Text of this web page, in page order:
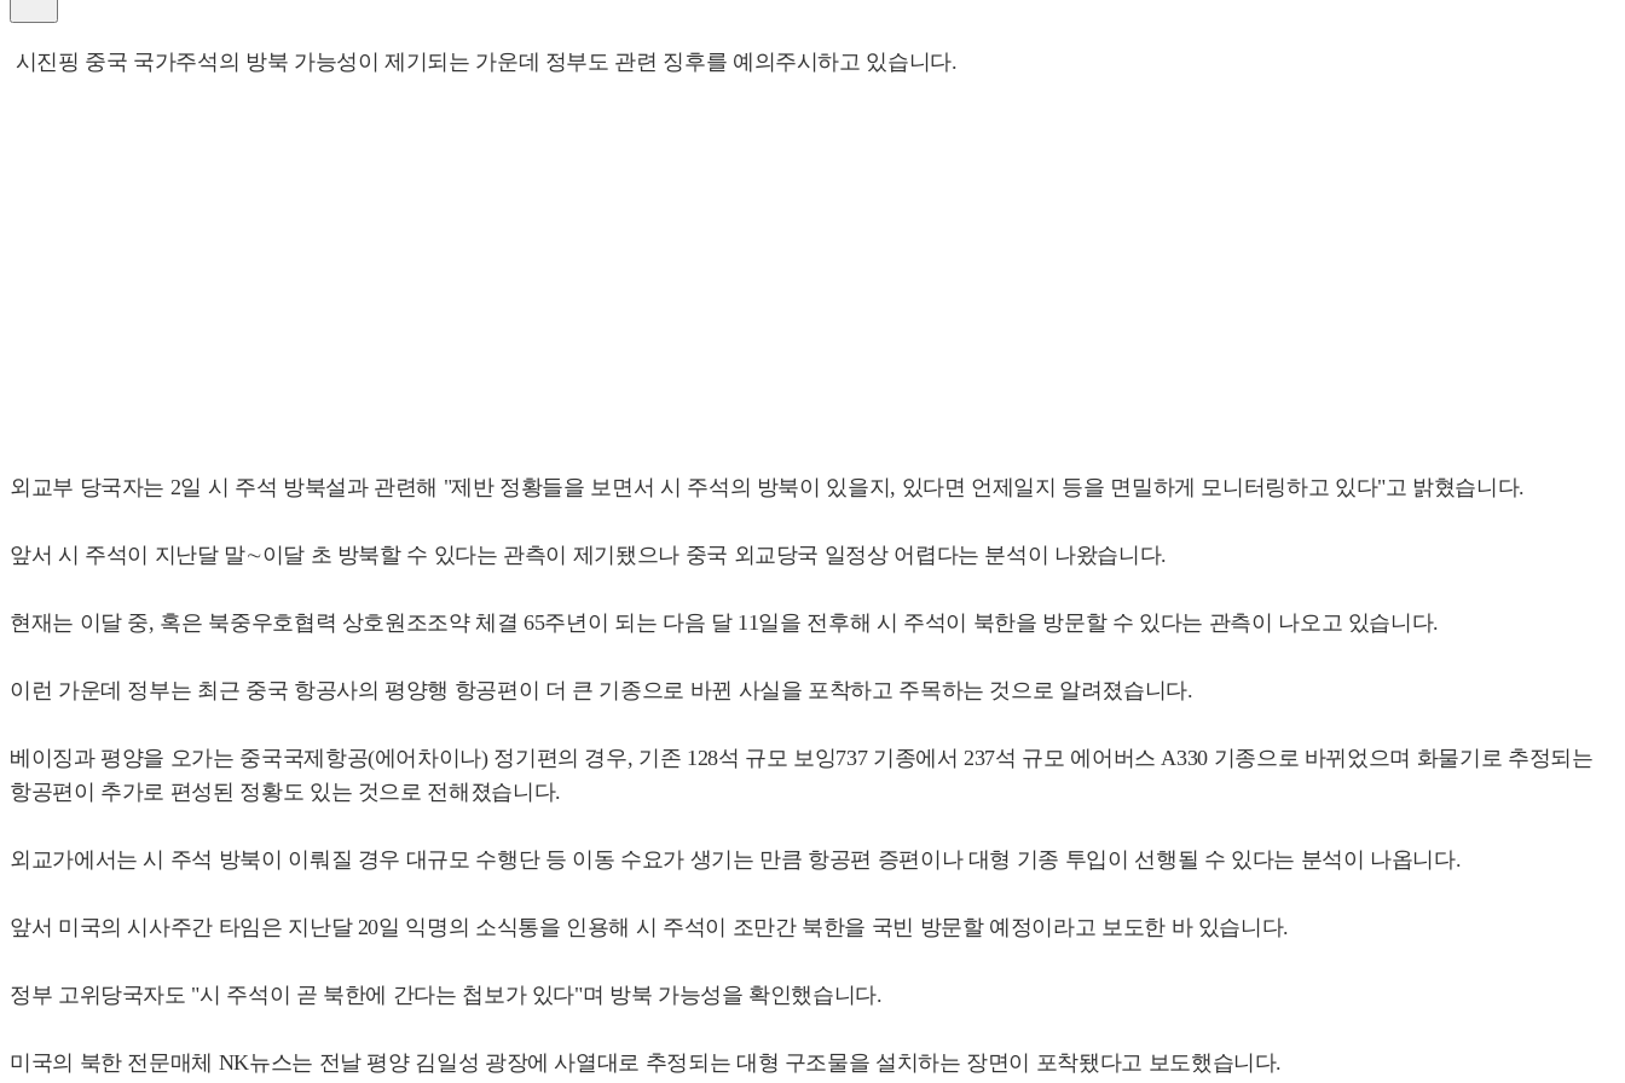
시진핑 중국 국가주석의 방북 가능성이 제기되는 가운데 정부도 관련 징후를 예의주시하고 있습니다.
외교부 당국자는 2일 시 주석 방북설과 관련해 "제반 정황들을 보면서 시 주석의 방북이 있을지, 있다면 언제일지 등을 면밀하게 모니터링하고 있다"고 밝혔습니다.
앞서 시 주석이 지난달 말∼이달 초 방북할 수 있다는 관측이 제기됐으나 중국 외교당국 일정상 어렵다는 분석이 나왔습니다.
현재는 이달 중, 혹은 북중우호협력 상호원조조약 체결 65주년이 되는 다음 달 11일을 전후해 시 주석이 북한을 방문할 수 있다는 관측이 나오고 있습니다.
이런 가운데 정부는 최근 중국 항공사의 평양행 항공편이 더 큰 기종으로 바뀐 사실을 포착하고 주목하는 것으로 알려졌습니다.
베이징과 평양을 오가는 중국국제항공(에어차이나) 정기편의 경우, 기존 128석 규모 보잉737 기종에서 237석 규모 에어버스 A330 기종으로 바뀌었으며 화물기로 추정되는
항공편이 추가로 편성된 정황도 있는 것으로 전해졌습니다.
외교가에서는 시 주석 방북이 이뤄질 경우 대규모 수행단 등 이동 수요가 생기는 만큼 항공편 증편이나 대형 기종 투입이 선행될 수 있다는 분석이 나옵니다.
앞서 미국의 시사주간 타임은 지난달 20일 익명의 소식통을 인용해 시 주석이 조만간 북한을 국빈 방문할 예정이라고 보도한 바 있습니다.
정부 고위당국자도 "시 주석이 곧 북한에 간다는 첩보가 있다"며 방북 가능성을 확인했습니다.
미국의 북한 전문매체 NK뉴스는 전날 평양 김일성 광장에 사열대로 추정되는 대형 구조물을 설치하는 장면이 포착됐다고 보도했습니다.